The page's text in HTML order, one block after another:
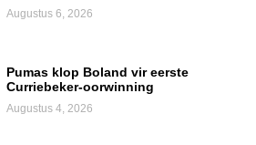
Augustus 6, 2026
Pumas klop Boland vir eerste
Curriebeker-oorwinning
Augustus 4, 2026